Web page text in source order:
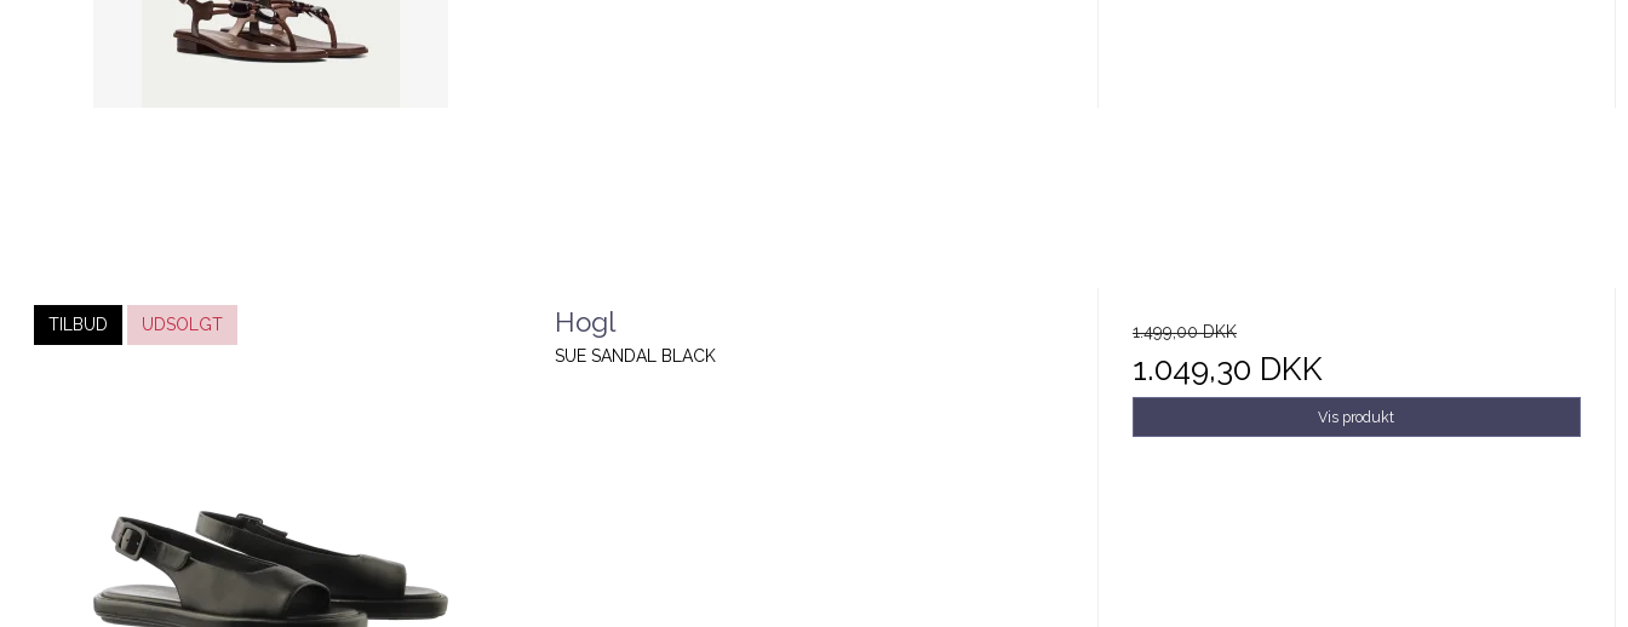
TILBUD UDSOLGT Hogl
SUE SANDAL BLACK
1.499,00 DKK
1.049,30 DKK
Vis produkt